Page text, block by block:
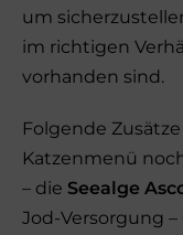
um
im richtigen
vorhanden sind.
Folgende
Katzenmenü
– die Seealge
Jod-Versorgung